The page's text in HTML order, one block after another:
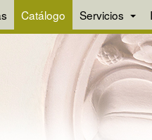
Catálogo Servicios